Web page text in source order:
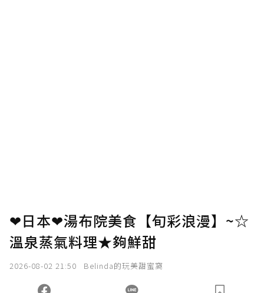
❤日本❤湯布院美食【旬彩浪漫】~☆
溫泉蒸氣料理★夠鮮甜
2026-08-02 21:50 Belinda的玩美甜蜜窩